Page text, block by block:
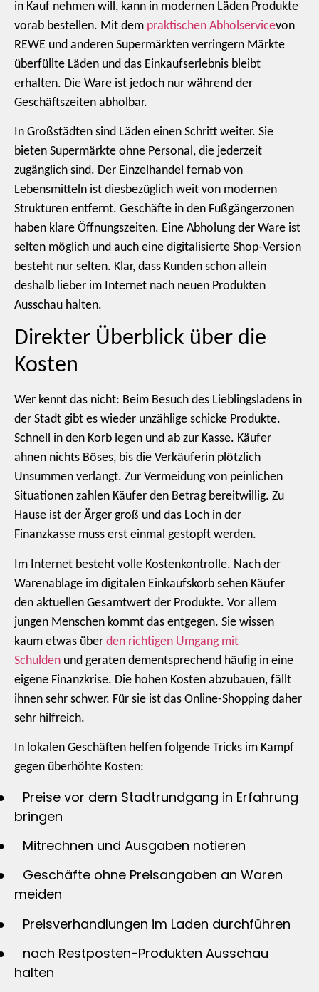
in Kauf nehmen will, kann in modernen Läden Produkte
vorab bestellen. Mit dem praktischen Abholservicevon
REWE und anderen Supermärkten verringern Märkte
überfüllte Läden und das Einkaufserlebnis bleibt
erhalten. Die Ware ist jedoch nur während der
Geschäftszeiten abholbar.
In Großstädten sind Läden einen Schritt weiter. Sie
bieten Supermärkte ohne Personal, die jederzeit
zugänglich sind. Der Einzelhandel fernab von
Lebensmitteln ist diesbezüglich weit von modernen
Strukturen entfernt. Geschäfte in den Fußgängerzonen
haben klare Öffnungszeiten. Eine Abholung der Ware ist
selten möglich und auch eine digitalisierte Shop-Version
besteht nur selten. Klar, dass Kunden schon allein
deshalb lieber im Internet nach neuen Produkten
Ausschau halten.
Direkter Überblick über die
Kosten
Wer kennt das nicht: Beim Besuch des Lieblingsladens in
der Stadt gibt es wieder unzählige schicke Produkte.
Schnell in den Korb legen und ab zur Kasse. Käufer
ahnen nichts Böses, bis die Verkäuferin plötzlich
Unsummen verlangt. Zur Vermeidung von peinlichen
Situationen zahlen Käufer den Betrag bereitwillig. Zu
Hause ist der Ärger groß und das Loch in der
Finanzkasse muss erst einmal gestopft werden.
Im Internet besteht volle Kostenkontrolle. Nach der
Warenablage im digitalen Einkaufskorb sehen Käufer
den aktuellen Gesamtwert der Produkte. Vor allem
jungen Menschen kommt das entgegen. Sie wissen
kaum etwas über den richtigen Umgang mit
Schulden und geraten dementsprechend häufig in eine
eigene Finanzkrise. Die hohen Kosten abzubauen, fällt
ihnen sehr schwer. Für sie ist das Online-Shopping daher
sehr hilfreich.
In lokalen Geschäften helfen folgende Tricks im Kampf
gegen überhöhte Kosten:
Preise vor dem Stadtrundgang in Erfahrung
bringen
Mitrechnen und Ausgaben notieren
Geschäfte ohne Preisangaben an Waren
meiden
Preisverhandlungen im Laden durchführen
nach Restposten-Produkten Ausschau
halten